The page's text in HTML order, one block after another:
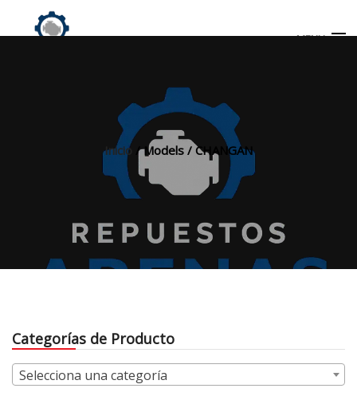
MENU
Inicio / Models / CHANGAN
Categorías de Producto
Selecciona una categoría